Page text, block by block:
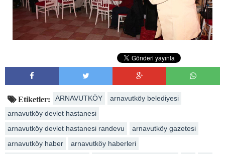
Etiketler: ARNAVUTKÖY
arnavutköy belediyesi
arnavutköy devlet hastanesi
arnavutköy devlet hastanesi randevu
arnavutköy gazetesi
arnavutköy haber
arnavutköy haberleri